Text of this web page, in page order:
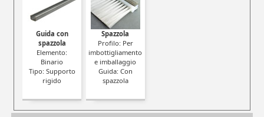
Guida con
spazzola
Elemento:
Binario
Tipo: Supporto
rigido
Spazzola
Profilo: Per
imbottigliamento
e imballaggio
Guida: Con
spazzola